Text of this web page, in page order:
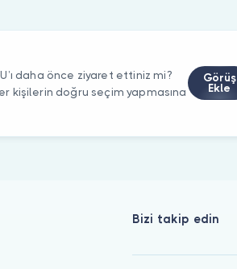
daha önce ziyaret ettiniz mi?
kişilerin doğru seçim yapmasına
Görüş
Ekle
Bizi takip edin